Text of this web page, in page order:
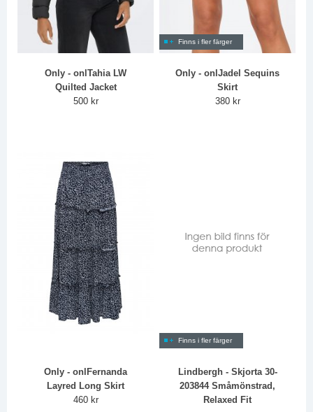
Only - onlTahia LW
Quilted Jacket
500 kr
Finns i fler färger
Only - onlJadel Sequins
Skirt
380 kr
Only - onlFernanda
Layred Long Skirt
460 kr
Finns i fler färger
Lindbergh - Skjorta 30-
203844 Småmönstrad,
Relaxed Fit